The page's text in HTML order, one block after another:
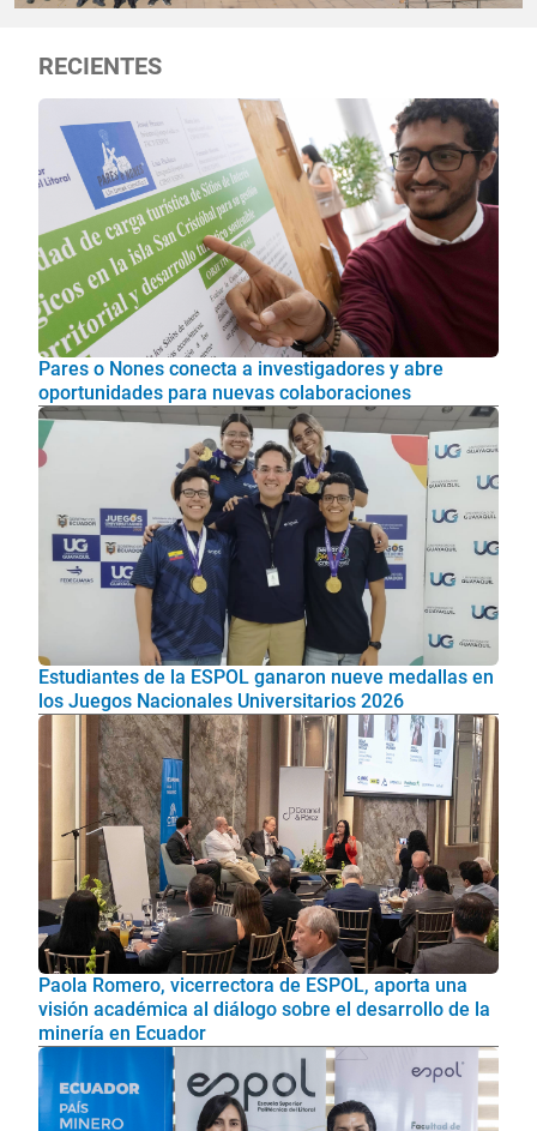
RECIENTES
Pares o Nones conecta a investigadores y abre
oportunidades para nuevas colaboraciones
Estudiantes de la ESPOL ganaron nueve medallas en
los Juegos Nacionales Universitarios 2026
Paola Romero, vicerrectora de ESPOL, aporta una
visión académica al diálogo sobre el desarrollo de la
minería en Ecuador